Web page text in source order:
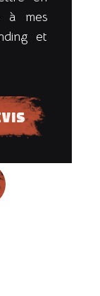
à mes
et